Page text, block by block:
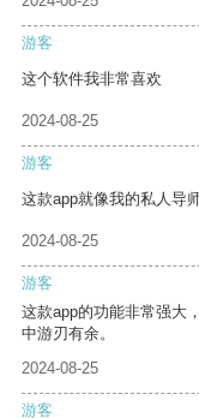
游客
这个软件我非常喜欢
2024-08-25
游客
这款app就像我的私人导
2024-08-25
游客
这款app的功能非常强大
中游刃有余。
2024-08-25
游客